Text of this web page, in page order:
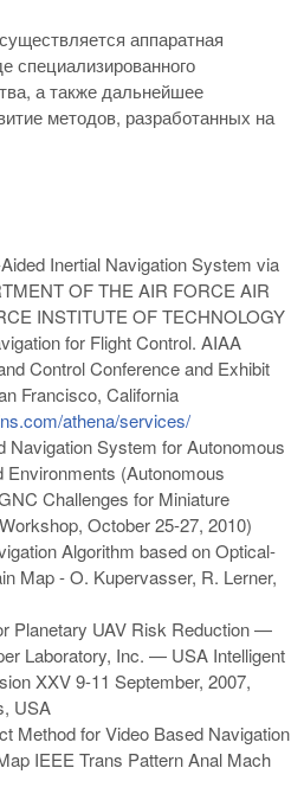
аппаратная
специализированного
а также дальнейшее
методов, разработанных на
Inertial Navigation System via
OF THE AIR FORCE AIR
INSTITUTE OF TECHNOLOGY
for Flight Control. AIAA
Control Conference and Exhibit
Francisco, California
athena/services/
Navigation System for Autonomous
Environments (Autonomous
Challenges for Miniature
October 25-27, 2010)
Algorithm based on Optical-
Map - O. Kupervasser, R. Lerner,
Planetary UAV Risk Reduction —
Laboratory, Inc. — USA Intelligent
XXV 9-11 September, 2007,
USA
Method for Video Based Navigation
IEEE Trans Pattern Anal Mach